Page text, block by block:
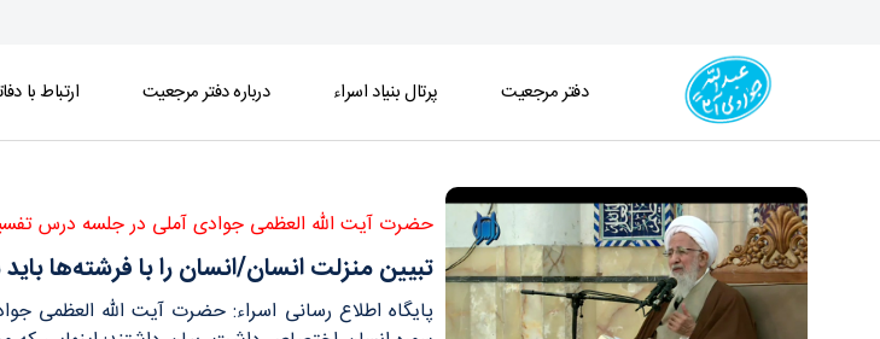
دفتر مرجعیت پرتال بنیاد اسراء درباره دفتر مرجعیت ارتباط با
حضرت آیت الله العظمی جوادی آملی در جلسه درس
تبیین منزلت انسان/انسان را با فرشته‎ها بايد سنجيد